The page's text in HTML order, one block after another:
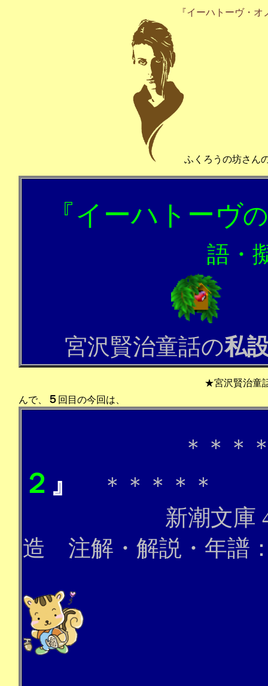
『イーハトーヴ・
ふくろうの坊さん
『イーハトーヴの
語・
宮沢賢治童話の私
★宮沢賢治童
んで、
５ 回目の今回は、
＊＊＊＊
２ 』
＊＊＊
新潮文庫 438円
造 注解・解説・年譜